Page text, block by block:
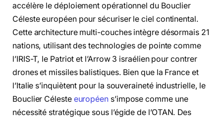
accélère le déploiement opérationnel du Bouclier
Céleste européen pour sécuriser le ciel continental.
Cette architecture multi-couches intègre désormais 21
nations, utilisant des technologies de pointe comme
l’IRIS-T, le Patriot et l’Arrow 3 israélien pour contrer
drones et missiles balistiques. Bien que la France et
l’Italie s’inquiètent pour la souveraineté industrielle, le
Bouclier Céleste européen s’impose comme une
nécessité stratégique sous l’égide de l’OTAN. Des